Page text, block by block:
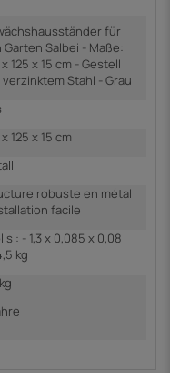
für
Garten Salbei - Maße:
x 125 x 15 cm - Gestell
verzinktem Stahl - Grau
125 x 15 cm
robuste en métal
facile
: - 1,3 x 0,085 x 0,08
kg